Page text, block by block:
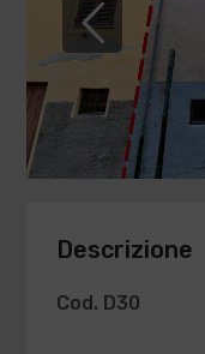
Descrizione
Cod. D30